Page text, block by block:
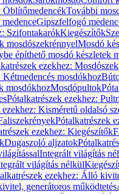
ÖblítőmedencékTovábbi
Gipszfelfogó
SzifontakarókKiegészítők
mosdószekrénnyelMosdó
építhető mosdó készletek
ezekhez:
Kétmedencés mosdókhoz
mosdókhozMosdópultok
Pótalkatrészek ezekhez:
ezekhez: Kisméretű oldalsó
Pótalkatrészek
ezekhez: Kiegészítők
Dugaszoló aljzatok
Integrált világítás
világítás nélkül
ezekhez: Álló
generátoros működtetés